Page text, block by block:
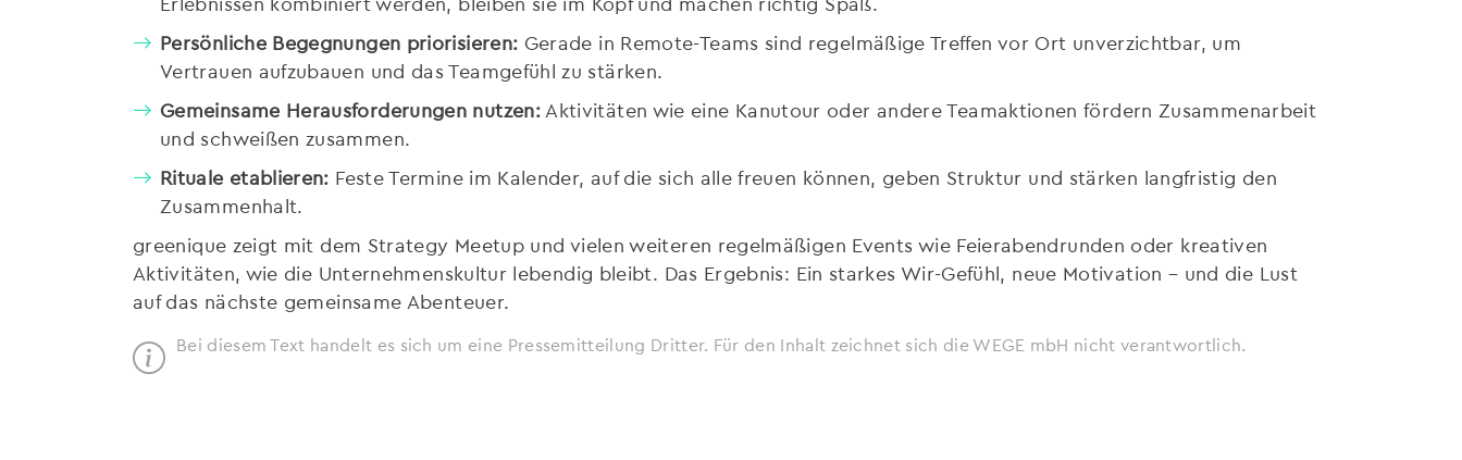
Persönliche Begegnungen priorisieren: Gerade in Remote-Teams sind regelmäßige Treffen vor Ort unverzichtbar, um
Vertrauen aufzubauen und das Teamgefühl zu stärken.
Gemeinsame Herausforderungen nutzen:Aktivitäten wie eine Kanutour oder andere Teamaktionen fördern Zusammenarbeit
und schweißen zusammen.
Rituale etablieren: Feste Termine im Kalender, auf die sich alle freuen können, geben Struktur und stärken langfristig den
Zusammenhalt.
greenique zeigt mit dem Strategy Meetup und vielen weiteren regelmäßigen Events wie Feierabendrunden oder kreativen
Aktivitäten, wie die Unternehmenskultur lebendig bleibt. Das Ergebnis: Ein starkes Wir-Gefühl, neue Motivation – und die Lust
auf das nächste gemeinsame Abenteuer.
Bei diesem Text handelt es sich um eine Pressemitteilung Dritter. Für den Inhalt zeichnet sich die WEGE mbH nicht verantwortlich.